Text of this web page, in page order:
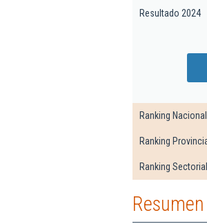
Resultado 2024
Ranking Nacional
Ranking
Ranking Sectorial